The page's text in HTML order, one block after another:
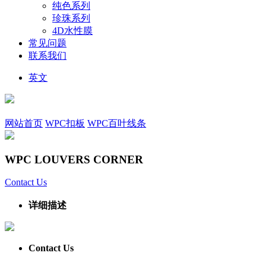
纯色系列
珍珠系列
4D水性膜
常见问题
联系我们
英文
网站首页 WPC扣板 WPC百叶线条
WPC LOUVERS CORNER
Contact Us
详细描述
Contact Us